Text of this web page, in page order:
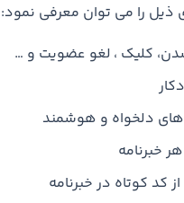
ذیل را می توان معرفی نمود:
کلیک ، لغو عضویت و …
های دلخواه و هوشمند
خبرنامه
کد کوتاه در خبرنامه